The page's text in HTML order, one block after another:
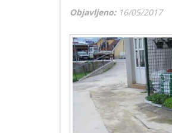
Objavljeno: 16/05/2017